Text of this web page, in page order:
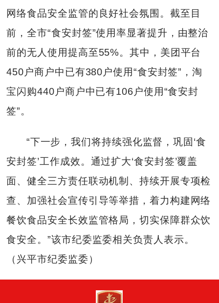
网络食品安全监管的良好社会氛围。截至目
前，全市“食安封签”使用率显著提升，由整治
前的无人使用提高至55%。其中，美团平台
450户商户中已有380户使用“食安封签”，淘
宝闪购440户商户中已有106户使用“食安封
签”。
“下一步，我们将持续强化监督，巩固‘食
安封签’工作成效。通过扩大‘食安封签’覆盖
面、健全三方责任联动机制、持续开展专项检
查、加强社会宣传引导等举措，着力构建网络
餐饮食品安全长效监管格局，切实保障群众饮
食安全。”该市纪委监委相关负责人表示。
（兴平市纪委监委）